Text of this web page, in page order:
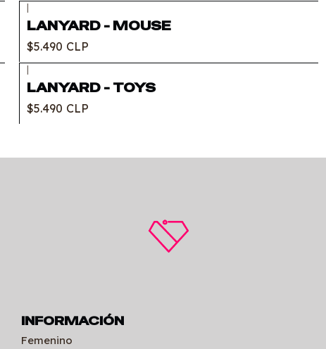
|
LANYARD - MOUSE
$5.490 CLP
|
LANYARD - TOYS
$5.490 CLP
INFORMACIÓN
Femenino